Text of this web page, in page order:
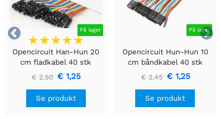

 På lager
Opencircuit Han-Hun 20
cm fladkabel 40 stk
€ 2,50 € 1,25
Se produkt
På lager
Opencircuit Hun-Hun 10
cm båndkabel 40 stk
€ 2,45 € 1,25
Se produkt